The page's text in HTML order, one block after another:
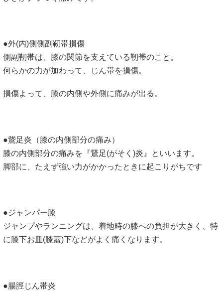
●外(内)側側副靭帯損傷
側副靭帯は、膝の関節を支えている靭帯のこと。
何らかの力が加わって、じん帯を損傷。
損傷よって、膝の内側や外側に痛みが出る。
●鵞足炎（膝の内側部分の痛み）
膝の内側部分の痛みを『鵞足(がそく)炎』といいます。
脚部に、たえず強い力がかかったときに起こりがちです
●ジャンパー膝
ジャンプやランニングは、着地時の膝への負担が大きく、特
に膝下お皿(膝蓋)下などがよく痛くなります。
●腸脛じん帯炎